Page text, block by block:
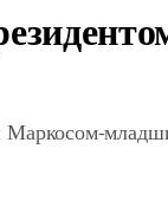
Маркосом-